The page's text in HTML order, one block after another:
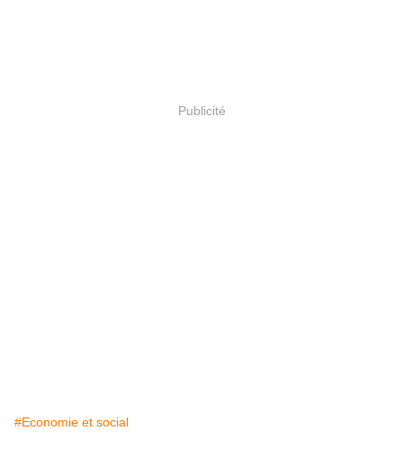
Publicité
#Economie et social